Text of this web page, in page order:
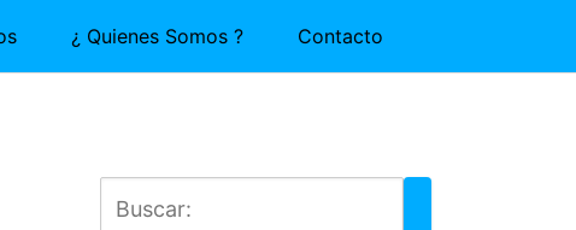
¿ Quienes Somos ? Contacto